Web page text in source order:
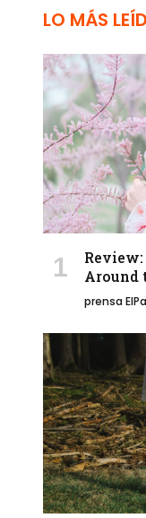
LO MÁS
Around
prensa